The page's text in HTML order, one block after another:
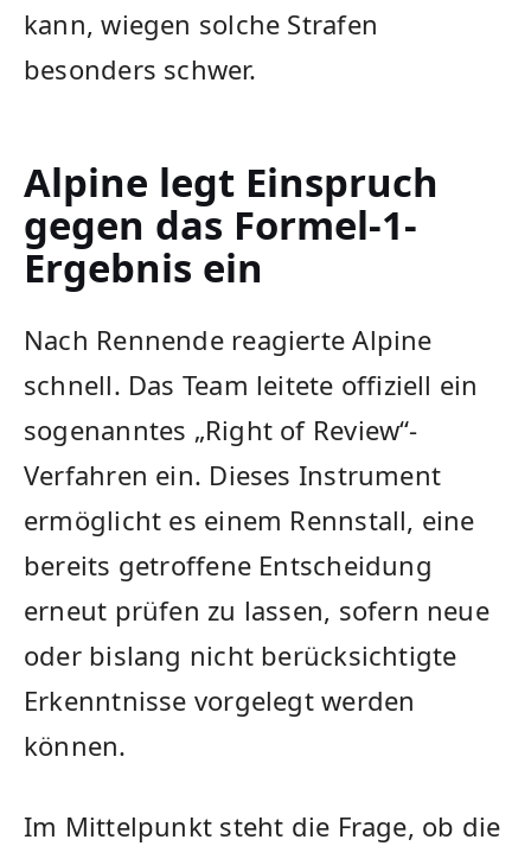
kann, wiegen solche Strafen
besonders schwer.
Alpine legt Einspruch
gegen das Formel-1-
Ergebnis ein
Nach Rennende reagierte Alpine
schnell. Das Team leitete offiziell ein
sogenanntes „Right of Review“-
Verfahren ein. Dieses Instrument
ermöglicht es einem Rennstall, eine
bereits getroffene Entscheidung
erneut prüfen zu lassen, sofern neue
oder bislang nicht berücksichtigte
Erkenntnisse vorgelegt werden
können.
Im Mittelpunkt steht die Frage, ob die